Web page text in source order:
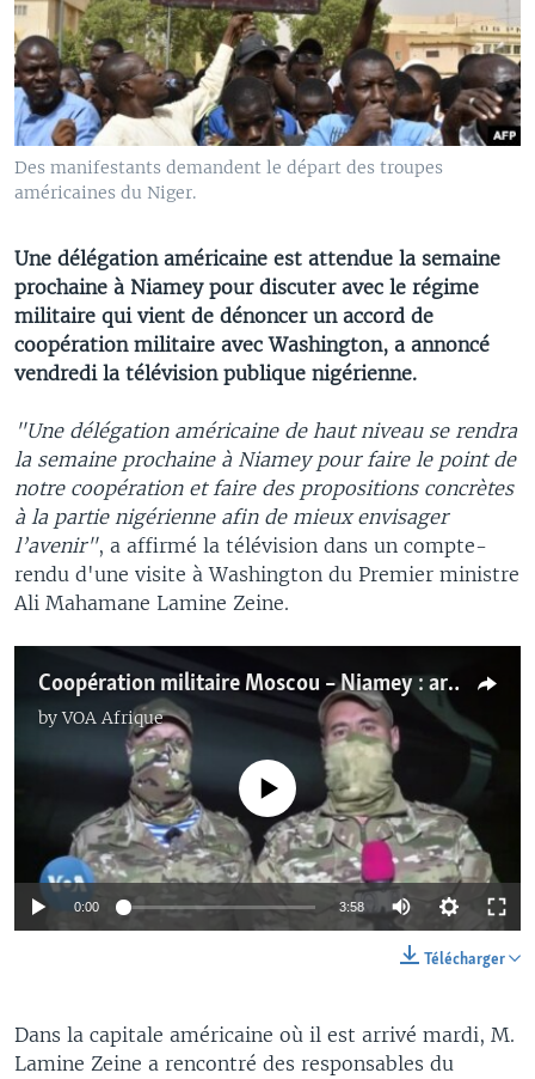
Des manifestants demandent le départ des troupes
américaines du Niger.
Une délégation américaine est attendue la semaine
prochaine à Niamey pour discuter avec le régime
militaire qui vient de dénoncer un accord de
coopération militaire avec Washington, a annoncé
vendredi la télévision publique nigérienne.
"Une délégation américaine de haut niveau se rendra
la semaine prochaine à Niamey pour faire le point de
notre coopération et faire des propositions concrètes
à la partie nigérienne afin de mieux envisager
l’avenir", a affirmé la télévision dans un compte-
rendu d'une visite à Washington du Premier ministre
Ali Mahamane Lamine Zeine.
Coopération militaire Moscou – Niamey : arrivée d'instructeurs et de matériel russes
byVOA Afrique
No media source currently available
0:00 3:58
Télécharger
Dans la capitale américaine où il est arrivé mardi, M.
Lamine Zeine a rencontré des responsables du